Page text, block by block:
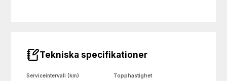
Tekniska specifikationer
Serviceintervall (km) Topphastighet